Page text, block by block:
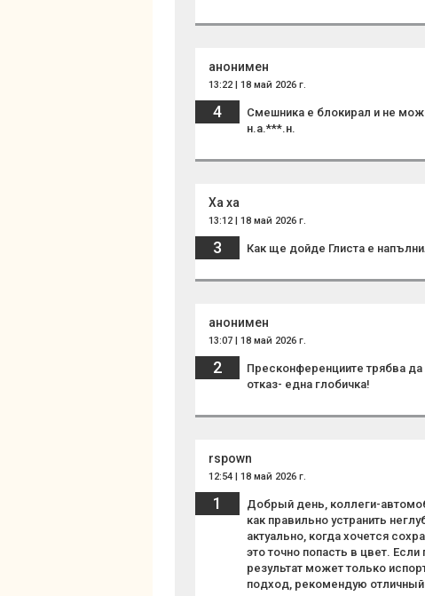
анонимен
13:22 | 18 май 2026 г.
4
Смешника е блокирал и не
н.а.***.н.
Ха ха
13:12 | 18 май 2026 г.
3 Как ще дойде Глиста е
анонимен
13:07 | 18 май 2026 г.
2
Пресконференциите трябва да
отказ- една глобичка!
rspown
12:54 | 18 май 2026 г.
1
Добрый день, коллеги-
как правильно устранить
актуально, когда хочется
это точно попасть в цвет.
результат может только
подход, рекомендую отличный